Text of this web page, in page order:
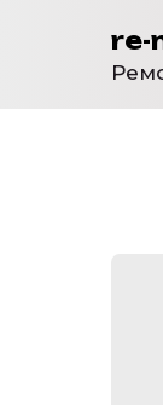
re-